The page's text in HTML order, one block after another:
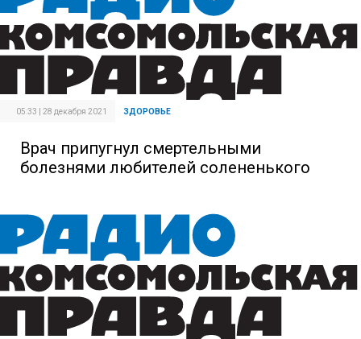
05:33 | 28 декабря 2021 ЗДОРОВЬЕ
Врач припугнул смертельными
болезнями любителей солененького